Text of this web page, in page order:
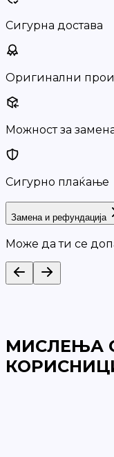
Сигурна достава
Оригинални
Можност за
Сигурно плаќање
Замена и рефундација
Може да ти се
МИСЛЕЊА